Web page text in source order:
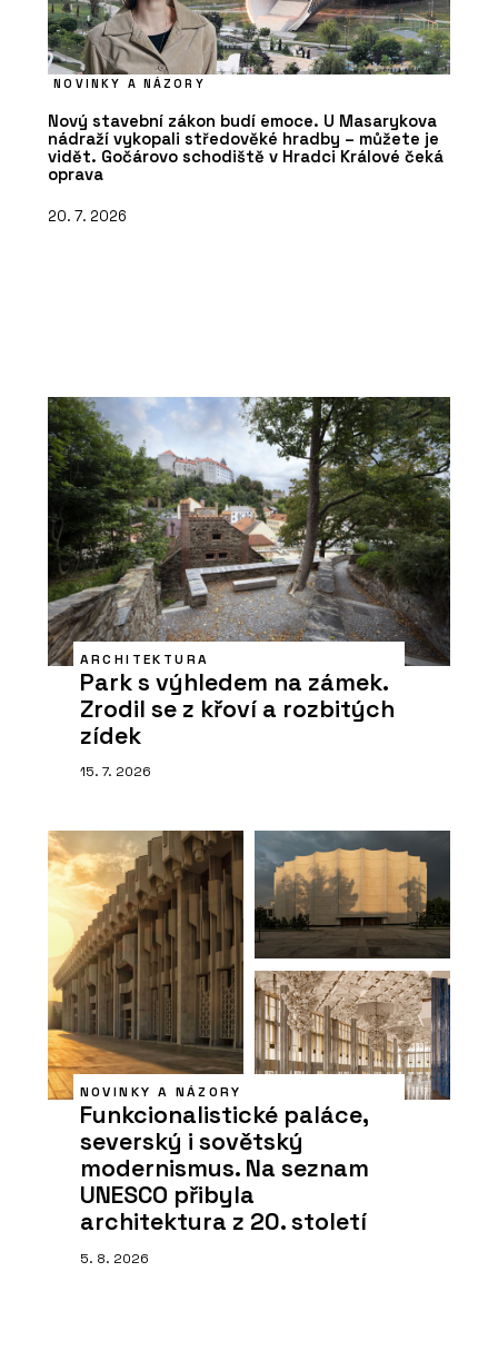
NOVINKY A NÁZORY
Nový stavební zákon budí emoce. U Masarykova
nádraží vykopali středověké hradby – můžete je
vidět. Gočárovo schodiště v Hradci Králové čeká
oprava
20. 7. 2026
ARCHITEKTURA
Park s výhledem na zámek.
Zrodil se z křoví a rozbitých
zídek
15. 7. 2026
NOVINKY A NÁZORY
Funkcionalistické paláce,
severský i sovětský
modernismus. Na seznam
UNESCO přibyla
architektura z 20. století
5. 8. 2026